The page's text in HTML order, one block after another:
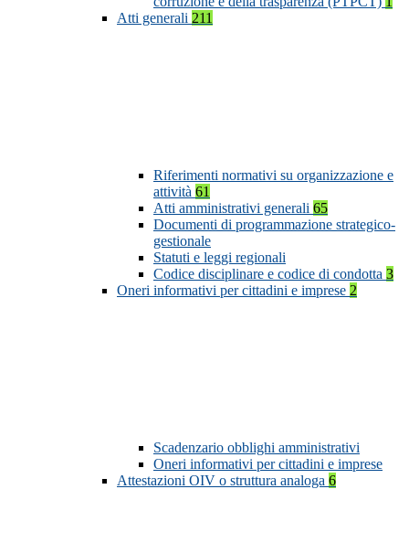
Atti generali 211
Riferimenti normativi su organizzazione e
attività 61
Atti amministrativi generali 65
Documenti di programmazione strategico-
gestionale
Statuti e leggi regionali
Codice disciplinare e codice di condotta 3
Oneri informativi per cittadini e imprese 2
Scadenzario obblighi amministrativi
Oneri informativi per cittadini e imprese
Attestazioni OIV o struttura analoga 6